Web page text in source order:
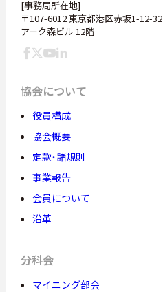
[事務局所在地]
〒107-6012 東京都港区赤坂1-12-32
アーク森ビル 12階
協会について
役員構成
協会概要
定款・諸規則
事業報告
会員について
沿革
分科会
マイニング部会